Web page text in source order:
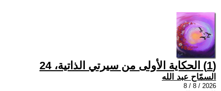
(1) الحكاية الأولى من سيرتي الذاتية، 24
السمّاح عبد الله
2026 / 8 / 8